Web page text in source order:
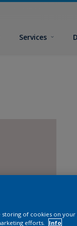
Services
storing of cookies on
efforts.
Info